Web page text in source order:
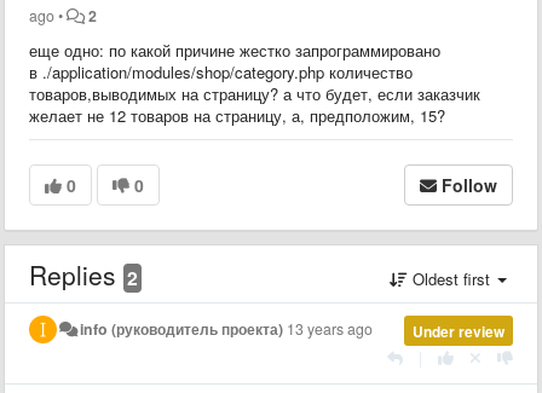
ago• 2
еще одно: по какой причине жестко запрограммировано
в ./application/modules/shop/category.php количество
товаров,выводимых на страницу? а что будет, если заказчик
желает не 12 товаров на страницу, а, предположим, 15?
0 0 Follow
Replies 2 Oldest first
Under review
info (руководитель проекта) 13 years ago